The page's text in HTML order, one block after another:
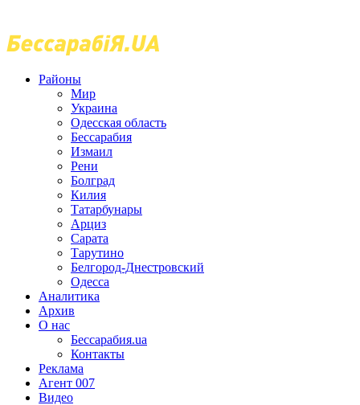
Районы
Мир
Украина
Одесская область
Бессарабия
Измаил
Рени
Болград
Килия
Татарбунары
Арциз
Сарата
Тарутино
Белгород-Днестровский
Одесса
Аналитика
Архив
О нас
Бессарабия.ua
Контакты
Реклама
Агент 007
Видео